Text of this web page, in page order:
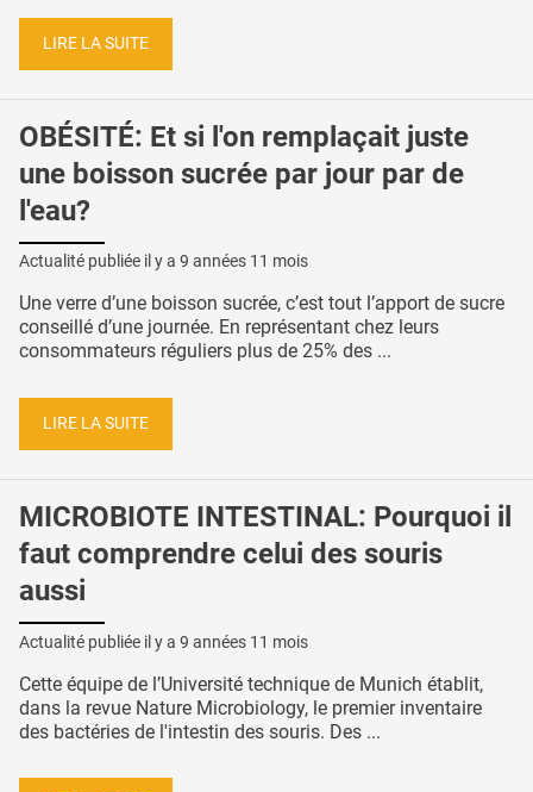
LIRE LA SUITE
OBÉSITÉ: Et si l'on remplaçait juste
une boisson sucrée par jour par de
l'eau?
Actualité publiée il y a 9 années 11 mois
Une verre d’une boisson sucrée, c’est tout l’apport de sucre
conseillé d’une journée. En représentant chez leurs
consommateurs réguliers plus de 25% des ...
LIRE LA SUITE
MICROBIOTE INTESTINAL: Pourquoi il
faut comprendre celui des souris
aussi
Actualité publiée il y a 9 années 11 mois
Cette équipe de l’Université technique de Munich établit,
dans la revue Nature Microbiology, le premier inventaire
des bactéries de l'intestin des souris. Des ...